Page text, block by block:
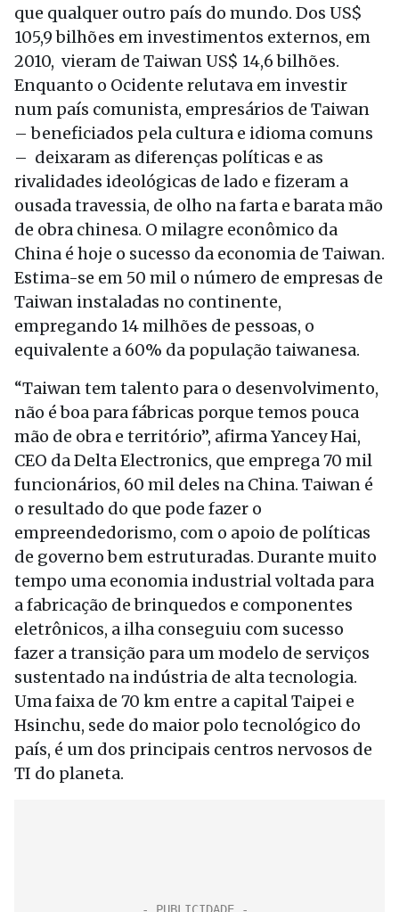
que qualquer outro país do mundo. Dos US$
105,9 bilhões em investimentos externos, em
2010, vieram de Taiwan US$ 14,6 bilhões.
Enquanto o Ocidente relutava em investir
num país comunista, empresários de Taiwan
– beneficiados pela cultura e idioma comuns
– deixaram as diferenças políticas e as
rivalidades ideológicas de lado e fizeram a
ousada travessia, de olho na farta e barata mão
de obra chinesa. O milagre econômico da
China é hoje o sucesso da economia de Taiwan.
Estima-se em 50 mil o número de empresas de
Taiwan instaladas no continente,
empregando 14 milhões de pessoas, o
equivalente a 60% da população taiwanesa.
“Taiwan tem talento para o desenvolvimento,
não é boa para fábricas porque temos pouca
mão de obra e território”, afirma Yancey Hai,
CEO da Delta Electronics, que emprega 70 mil
funcionários, 60 mil deles na China. Taiwan é
o resultado do que pode fazer o
empreendedorismo, com o apoio de políticas
de governo bem estruturadas. Durante muito
tempo uma economia industrial voltada para
a fabricação de brinquedos e componentes
eletrônicos, a ilha conseguiu com sucesso
fazer a transição para um modelo de serviços
sustentado na indústria de alta tecnologia.
Uma faixa de 70 km entre a capital Taipei e
Hsinchu, sede do maior polo tecnológico do
país, é um dos principais centros nervosos de
TI do planeta.